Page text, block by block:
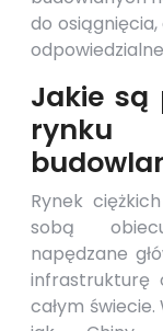
do
Jakie są
rynku
Rynek
sobą
napędzane
infrastrukturę
całym